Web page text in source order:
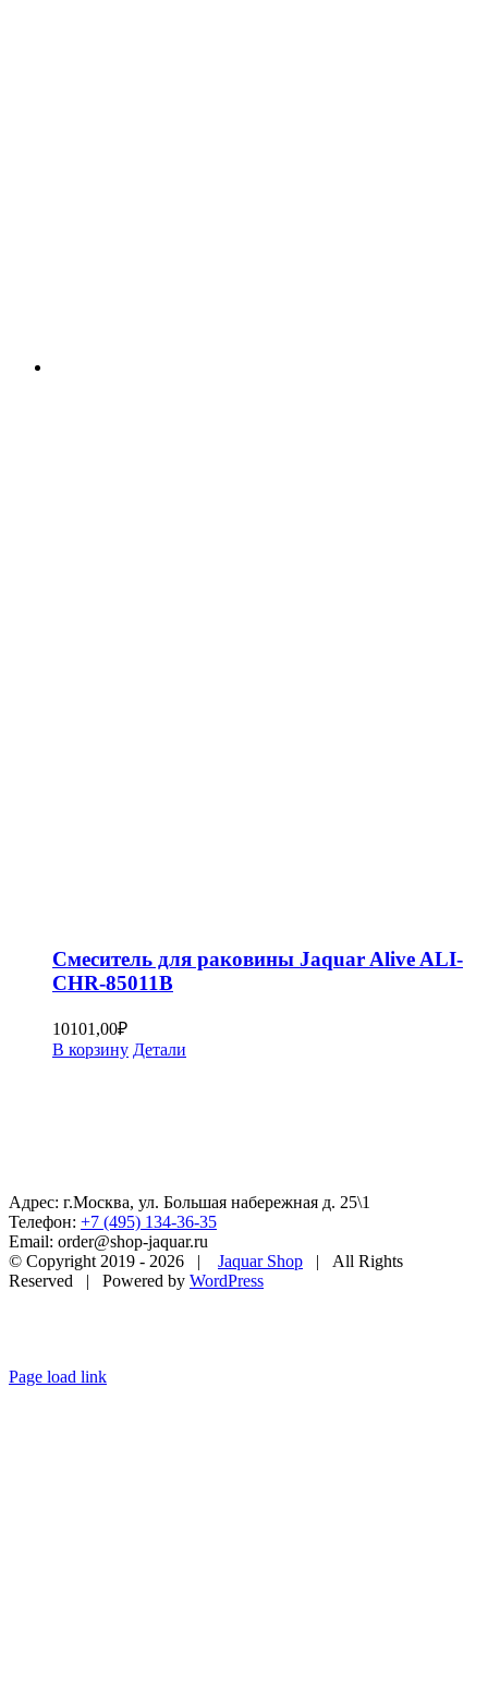
Смеситель для раковины Jaquar Alive ALI-
CHR-85011B
10101,00₽
В корзину Детали
Адрес: г.Москва, ул. Большая набережная д. 25\1
Телефон: +7 (495) 134-36-35
Email: order@shop-jaquar.ru
© Copyright 2019 - 2026 | Jaquar Shop | All Rights
Reserved | Powered by WordPress
Page load link